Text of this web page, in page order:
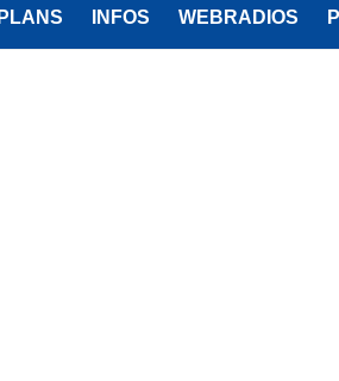
INFOS WEBRADIOS